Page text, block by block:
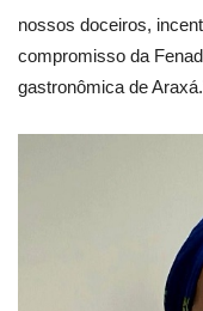
nossos doceiros,
compromisso da
gastronômica de